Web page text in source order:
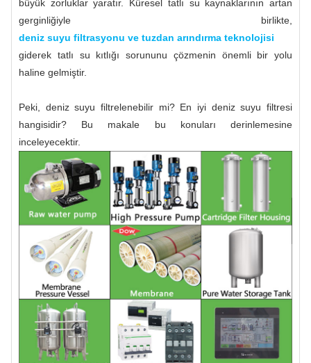
büyük zorluklar yaratır. Küresel tatlı su kaynaklarının artan
gerginliğiyle birlikte,
deniz suyu filtrasyonu ve tuzdan arındırma teknolojisi
giderek tatlı su kıtlığı sorununu çözmenin önemli bir yolu
haline gelmiştir.
Peki, deniz suyu filtrelenebilir mi? En iyi deniz suyu filtresi
hangisidir? Bu makale bu konuları derinlemesine
inceleyecektir.